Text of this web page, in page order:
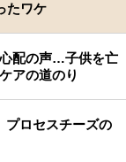
たワケ
配の声…子供を亡
アの道のり
プロセスチーズの